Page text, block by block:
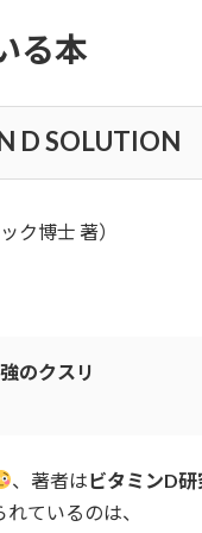
る本
D SOLUTION
ク博士 著）
のクスリ
、著者はビタミンD
ているのは、